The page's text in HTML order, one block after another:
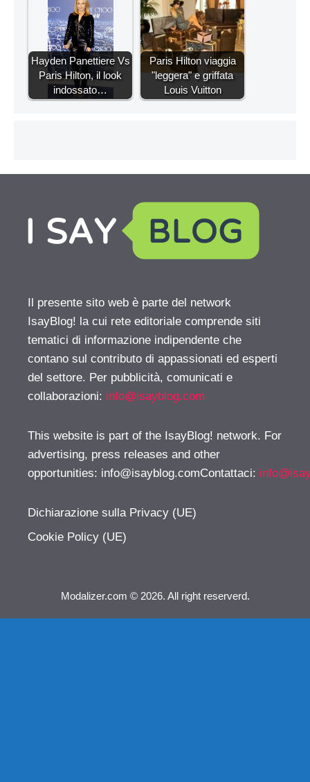
Hayden Panettiere Vs
Paris Hilton, il look
indossato…
Paris Hilton viaggia
"leggera" e griffata
Louis Vuitton
Il presente sito web è parte del network
IsayBlog! la cui rete editoriale comprende siti
tematici di informazione indipendente che
contano sul contributo di appassionati ed esperti
del settore. Per pubblicità, comunicati e
collaborazioni: info@isayblog.com
This website is part of the IsayBlog! network. For
advertising, press releases and other
opportunities: info@isayblog.comContattaci:
Dichiarazione sulla Privacy (UE)
Cookie Policy (UE)
Modalizer.com © 2026. All right reserverd.